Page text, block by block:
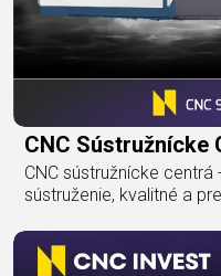
CNC Sústružnícke
CNC sústružnícke
sústruženie, kvalitné a